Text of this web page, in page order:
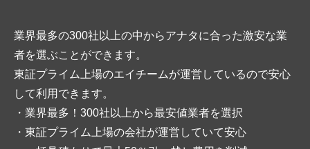
業界最多の300社以上の中からアナタに合った激安な業
者を選ぶことができます。
東証プライム上場のエイチームが運営しているので安心
して利用できます。
・業界最多！300社以上から最安値業者を選択
・東証プライム上場の会社が運営していて安心